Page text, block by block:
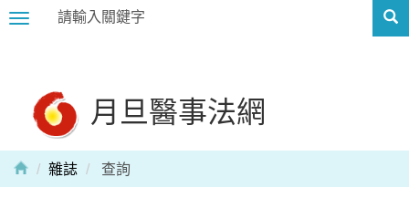
Toggle
月旦醫事法網
雜誌 查詢